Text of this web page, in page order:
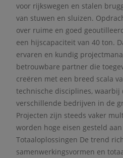
voor rijkswegen en stalen
van stuwen en sluizen.
over ruime en goed
een hijscapaciteit van 40 ton.
ervaren en kundig
betrouwbare partner die
creëren met een breed scala
technische disciplines, waarbij
verschillende bedrijven in de
Projecten zijn steeds vaker
worden hoge eisen gesteld
Totaaloplossingen De trend
samenwerkingsvormen en